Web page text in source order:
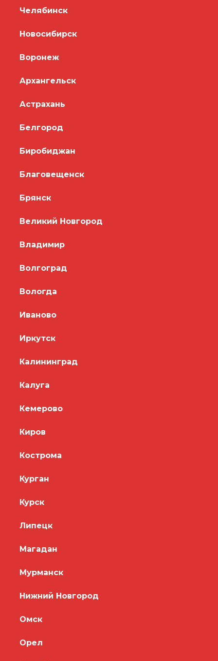
Челябинск
Новосибирск
Воронеж
Архангельск
Астрахань
Белгород
Биробиджан
Благовещенск
Брянск
Великий Новгород
Владимир
Волгоград
Вологда
Иваново
Иркутск
Калининград
Калуга
Кемерово
Киров
Кострома
Курган
Курск
Липецк
Магадан
Мурманск
Нижний Новгород
Омск
Орел